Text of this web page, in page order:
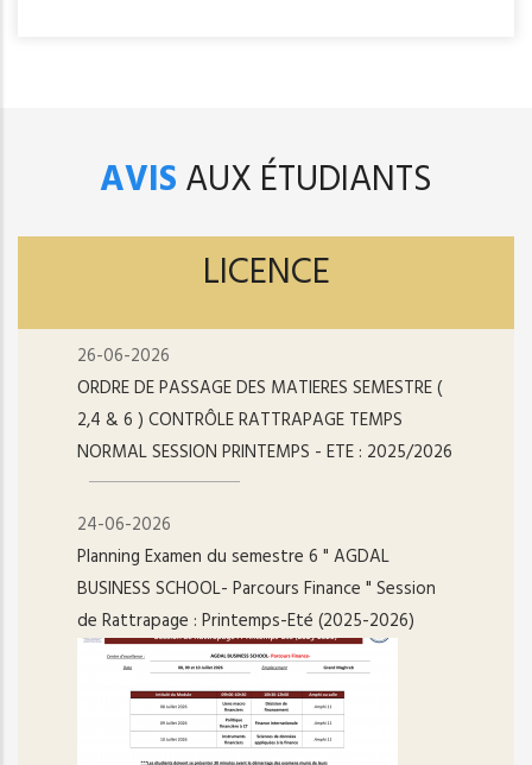
AVISAUX ÉTUDIANTS
LICENCE
26-06-2026
ORDRE DE PASSAGE DES MATIERES SEMESTRE (
2,4 & 6 ) CONTRÔLE RATTRAPAGE TEMPS
NORMAL SESSION PRINTEMPS - ETE : 2025/2026
24-06-2026
Planning Examen du semestre 6 " AGDAL
BUSINESS SCHOOL- Parcours Finance " Session
de Rattrapage : Printemps-Eté (2025-2026)